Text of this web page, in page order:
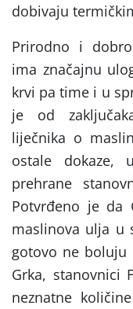
dobivaju
Prirodno i
ima značajnu
krvi pa time i u
je od
liječnika o
ostale
prehrane
Potvrđeno je da
maslinova ulja u
gotovo ne boluju
Grka, stanovnici
neznatne